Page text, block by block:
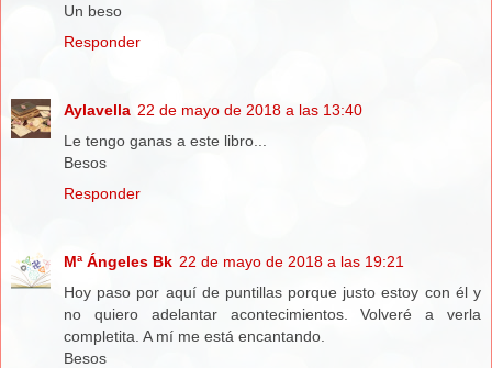
Un beso
Responder
Aylavella 22 de mayo de 2018 a las 13:40
Le tengo ganas a este libro...
Besos
Responder
Mª Ángeles Bk 22 de mayo de 2018 a las 19:21
Hoy paso por aquí de puntillas porque justo estoy con él y
no quiero adelantar acontecimientos. Volveré a verla
completita. A mí me está encantando.
Besos